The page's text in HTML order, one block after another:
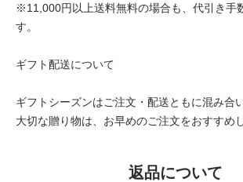
※11,000円以上送料無料の場合も、代引き手
す。
ギフト配送について
ギフトシーズンはご注文・配送ともに混み合
大切な贈り物は、お早めのご注文をおすすめ
返品について